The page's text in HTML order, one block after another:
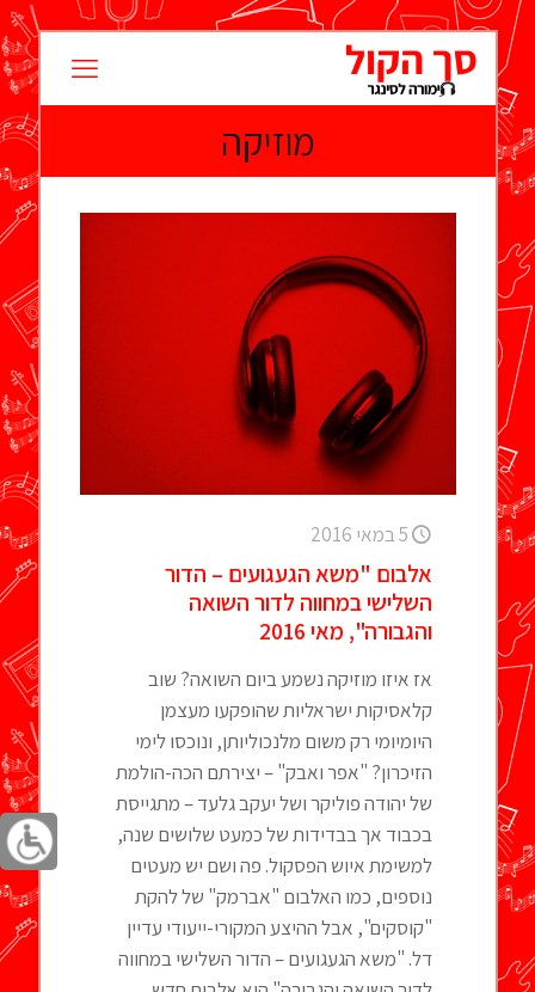
מוזיקה
5 במאי 2016
אלבום "משא הגעגועים – הדור
השלישי במחווה לדור השואה
והגבורה", מאי 2016
אז איזו מוזיקה נשמע ביום השואה? שוב
קלאסיקות ישראליות שהופקעו מעצמן
היומיומי רק משום מלנכוליותן, ונוכסו לימי
הזיכרון? "אפר ואבק" – יצירתם הכה-הולמת
של יהודה פוליקר ושל יעקב גלעד – מתגייסת
בכבוד אך בבדידות של כמעט שלושים שנה,
למשימת איוש הפסקול. פה ושם יש מעטים
נוספים, כמו האלבום "אברמק" של להקת
"קוסקים", אבל ההיצע המקורי-ייעודי עדיין
דל. "משא הגעגועים – הדור השלישי במחווה